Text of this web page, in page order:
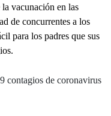
vacunación en las
de concurrentes a los
para los padres que sus
contagios de coronavirus